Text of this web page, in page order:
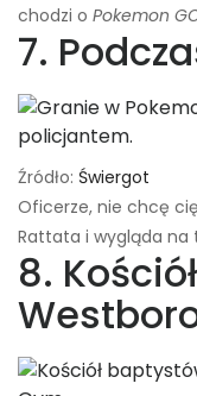
chodzi o Pokemon
7.
Źródło: Świergot
Oficerze, nie chcę
Rattata i wygląda na
8.